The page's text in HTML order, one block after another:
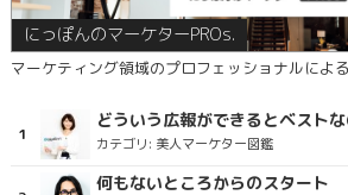
にっぽんのマーケターPROs.
マーケティング領域のプロフェッショナルによ
どういう広報ができるとベスト
カテゴリ: 美人マーケター図鑑
何もないところからのスタート